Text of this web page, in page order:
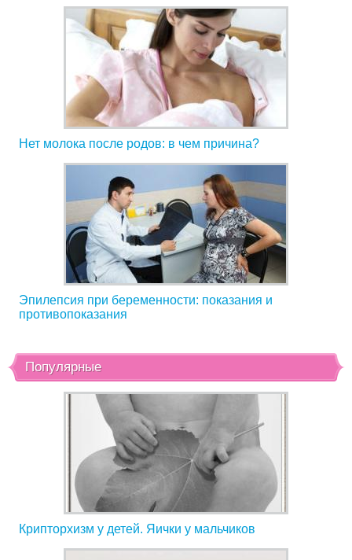
Нет молока после родов: в чем причина?
Эпилепсия при беременности: показания и
противопоказания
Популярные
Крипторхизм у детей. Яички у мальчиков